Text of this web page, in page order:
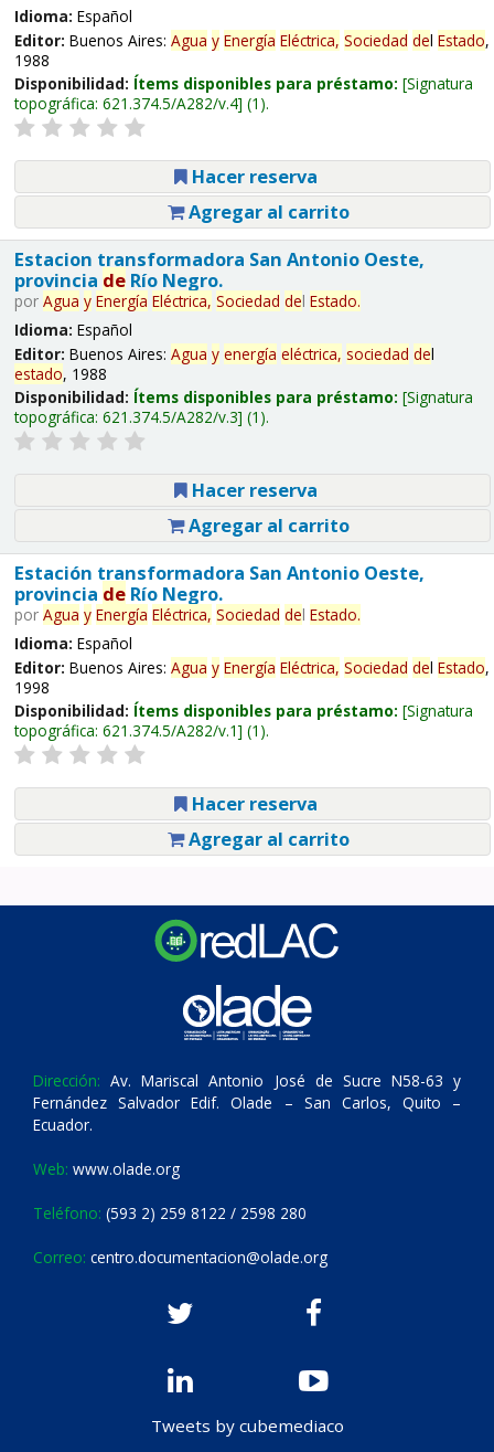
Idioma: Español
Editor: Buenos Aires: Agua y Energía Eléctrica, Sociedad del Estado,
1988
Disponibilidad: Ítems disponibles para préstamo: Signatura
topográfica: 621.374.5/A282/v.4 (1).
Hacer reserva
Agregar al carrito
Estacion transformadora San Antonio Oeste,
provincia deRío Negro.
por Agua y Energía Eléctrica, Sociedad del Estado.
Idioma: Español
Editor: Buenos Aires: Agua y energía eléctrica, sociedad del
estado, 1988
Disponibilidad: Ítems disponibles para préstamo: Signatura
topográfica: 621.374.5/A282/v.3 (1).
Hacer reserva
Agregar al carrito
Estación transformadora San Antonio Oeste,
provincia deRío Negro.
por Agua y Energía Eléctrica, Sociedad del Estado.
Idioma: Español
Editor: Buenos Aires: Agua y Energía Eléctrica, Sociedad del Estado,
1998
Disponibilidad: Ítems disponibles para préstamo: Signatura
topográfica: 621.374.5/A282/v.1 (1).
Hacer reserva
Agregar al carrito
Dirección: Av. Mariscal Antonio José de Sucre N58-63 y
Fernández Salvador Edif. Olade – San Carlos, Quito –
Ecuador.
Web: www.olade.org
Teléfono: (593 2) 259 8122 / 2598 280
Correo: centro.documentacion@olade.org
Tweets by cubemediaco